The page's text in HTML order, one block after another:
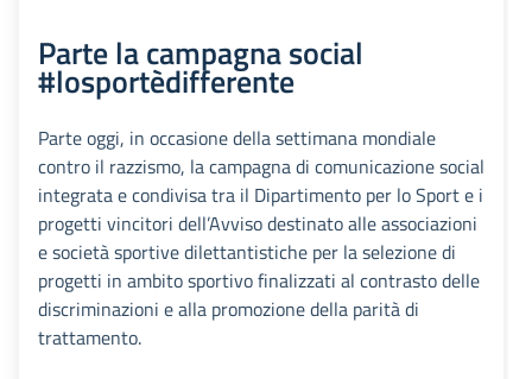
Parte la campagna social
#losportèdifferente
Parte oggi, in occasione della settimana mondiale
contro il razzismo, la campagna di comunicazione social
integrata e condivisa tra il Dipartimento per lo Sport e i
progetti vincitori dell’Avviso destinato alle associazioni
e società sportive dilettantistiche per la selezione di
progetti in ambito sportivo finalizzati al contrasto delle
discriminazioni e alla promozione della parità di
trattamento.